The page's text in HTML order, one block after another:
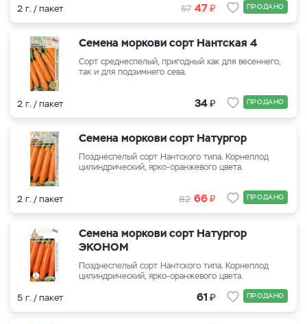
2 г. / пакет 57 47₽ ПРОДАНО
Семена моркови сорт Нантская 4
Сорт среднеспелый, пригодный как для весеннего,
так и для подзимнего сева.
2 г. / пакет 34₽ ПРОДАНО
Семена моркови сорт Натургор
Позднеспелый сорт Нантского типа. Корнеплод
цилиндрический, ярко-оранжевого цвета.
2 г. / пакет 82 66₽ ПРОДАНО
Семена моркови сорт Натургор
ЭКОНОМ
Позднеспелый сорт Нантского типа. Корнеплод
цилиндрический, ярко-оранжевого цвета.
5 г. / пакет 61₽ ПРОДАНО